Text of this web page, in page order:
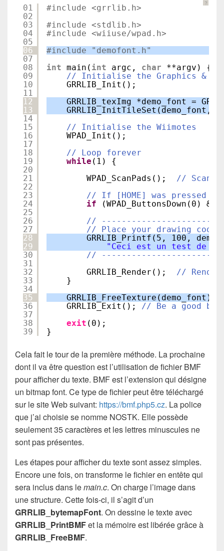
?
01
02
03
04
05
06
07
08
09
10
11
12
13
14
15
16
17
18
19
20
21
22
23
24
25
26
27
28
29
30
31
32
33
34
35
36
37
38
39
#include <grrlib.h>
#include <stdlib.h>
#include <wiiuse/wpad.h>
#include "demofont.h"
int main( int argc, char
**argv) {
// Initialise the Graphics &
GRRLIB_Init();
GRRLIB_texImg *demo_font =
GRRLIB_InitTileSet(demo_font,
// Initialise the Wiimotes
WPAD_Init();
// Loop forever
while (1) {
WPAD_ScanPads(); // Scan
// If [HOME] was pressed
if
(WPAD_ButtonsDown(0) &
//
// Place your drawing code
GRRLIB_Printf(5, 100,
"Ceci est un test de
//
GRRLIB_Render(); //
}
GRRLIB_FreeTexture(demo_font);
GRRLIB_Exit(); // Be a good
exit (0);
}
Cela fait le tour de la première méthode. La prochaine
dont il va être question est l’utilisation de fichier BMF
pour afficher du texte. BMF est l’extension qui désigne
un bitmap font. Ce type de fichier peut être téléchargé
sur le site Web suivant: https://bmf.php5.cz. La police
que j’ai choisie se nomme NOSTK. Elle possède
seulement 35 caractères et les lettres minuscules ne
sont pas présentes.
Les étapes pour afficher du texte sont assez simples.
Encore une fois, on transforme le fichier en entête qui
sera inclus dans lemain.c. On charge l’image dans
une structure. Cette fois-ci, il s’agit d’un
GRRLIB_bytemapFont. On dessine le texte avec
GRRLIB_PrintBMFet la mémoire est libérée grâce à
GRRLIB_FreeBMF.